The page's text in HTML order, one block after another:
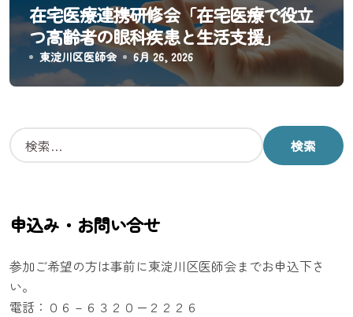
在宅医療連携研修会「在宅医療で役立
つ高齢者の眼科疾患と生活支援」
東淀川区医師会 6月 26, 2026
検
索
申込み・お問い合せ
参加ご希望の方は事前に東淀川区医師会までお申込下さ
い。
電話：０６－６３２０ー２２２６